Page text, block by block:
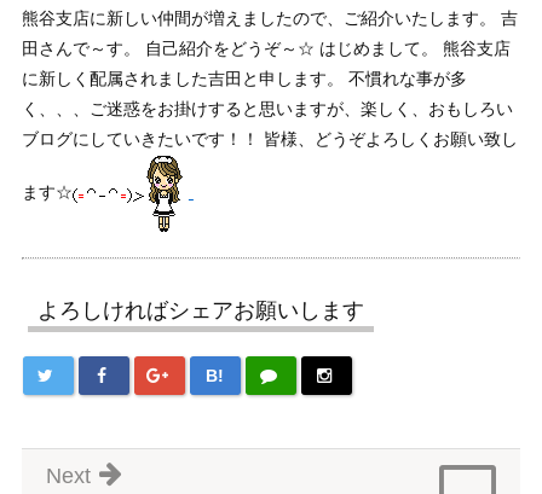
熊谷支店に新しい仲間が増えましたので、ご紹介いたします。 吉
田さんで～す。 自己紹介をどうぞ～☆ はじめまして。 熊谷支店
に新しく配属されました吉田と申します。 不慣れな事が多
く、、、ご迷惑をお掛けすると思いますが、楽しく、おもしろい
ブログにしていきたいです！！ 皆様、どうぞよろしくお願い致し
ます☆
よろしければシェアお願いします
B!
Next